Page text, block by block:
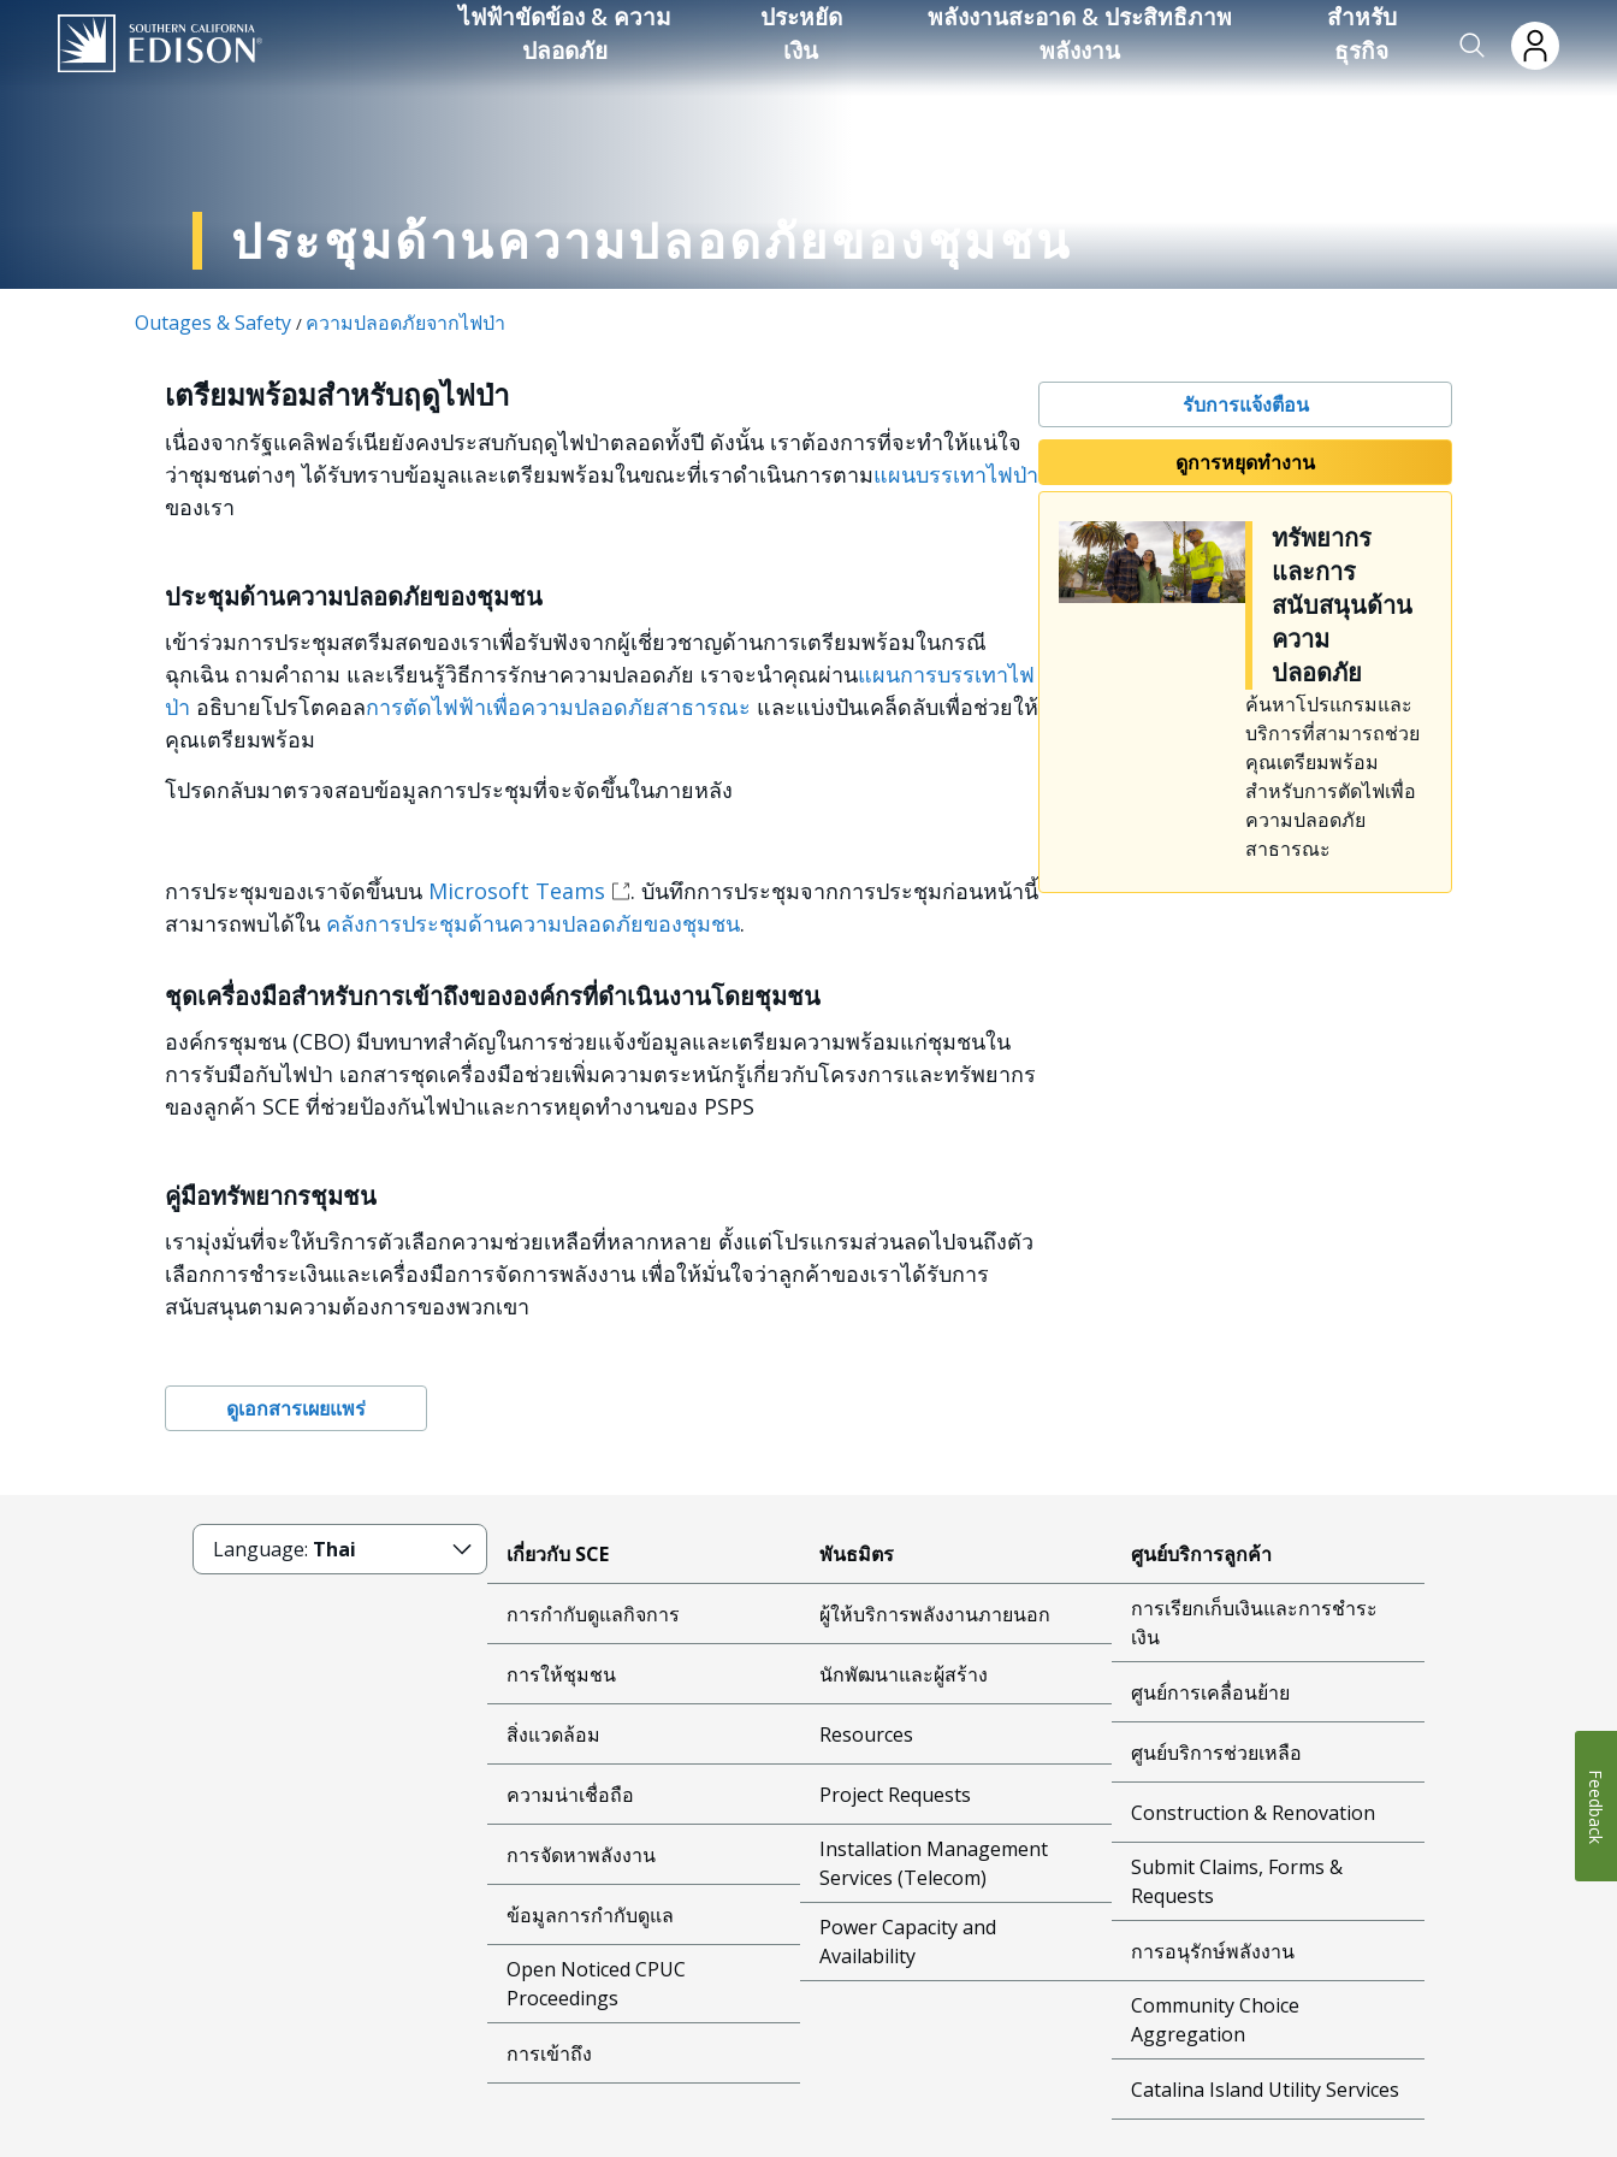
Skip to main content
ไฟฟ้าขัดข้อง & ความ
ปลอดภัย
ประหยัด
เงิน
พลังงานสะอาด & ประสิทธิภาพ
พลังงาน
สำหรับ
ธุรกิจ
ประชุมด้านความปลอดภัยของชุมชน
Outages & Safety / ความปลอดภัยจากไฟป่า
เตรียมพร้อมสำหรับฤดูไฟป่า
เนื่องจากรัฐแคลิฟอร์เนียยังคงประสบกับฤดูไฟป่าตลอดทั้งปี ดังนั้น เราต้องการที่จะทำให้แน่ใจ
ว่าชุมชนต่างๆ ได้รับทราบข้อมูลและเตรียมพร้อมในขณะที่เราดำเนินการตามแผนบรรเทาไฟป่า
ของเรา
ประชุมด้านความปลอดภัยของชุมชน
เข้าร่วมการประชุมสตรีมสดของเราเพื่อรับฟังจากผู้เชี่ยวชาญด้านการเตรียมพร้อมในกรณี
ฉุกเฉิน ถามคำถาม และเรียนรู้วิธีการรักษาความปลอดภัย เราจะนำคุณผ่านแผนการบรรเทาไฟ
ป่า อธิบายโปรโตคอลการตัดไฟฟ้าเพื่อความปลอดภัยสาธารณะ และแบ่งปันเคล็ดลับเพื่อช่วยให้
คุณเตรียมพร้อม
โปรดกลับมาตรวจสอบข้อมูลการประชุมที่จะจัดขึ้นในภายหลัง
การประชุมของเราจัดขึ้นบน Microsoft Teams
. บันทึกการประชุมจากการประชุมก่อนหน้านี้
สามารถพบได้ใน คลังการประชุมด้านความปลอดภัยของชุมชน.
ชุดเครื่องมือสำหรับการเข้าถึงขององค์กรที่ดำเนินงานโดยชุมชน
องค์กรชุมชน (CBO) มีบทบาทสำคัญในการช่วยแจ้งข้อมูลและเตรียมความพร้อมแก่ชุมชนใน
การรับมือกับไฟป่า เอกสารชุดเครื่องมือช่วยเพิ่มความตระหนักรู้เกี่ยวกับโครงการและทรัพยากร
ของลูกค้า SCE ที่ช่วยป้องกันไฟป่าและการหยุดทํางานของ PSPS
คู่มือทรัพยากรชุมชน
เรามุ่งมั่นที่จะให้บริการตัวเลือกความช่วยเหลือที่หลากหลาย ตั้งแต่โปรแกรมส่วนลดไปจนถึงตัว
เลือกการชำระเงินและเครื่องมือการจัดการพลังงาน เพื่อให้มั่นใจว่าลูกค้าของเราได้รับการ
สนับสนุนตามความต้องการของพวกเขา
ดูเอกสารเผยแพร่
รับการแจ้งตือน
ดูการหยุดทํางาน
ทรัพยากร
และการ
สนับสนุนด้าน
ความ
ปลอดภัย
ค้นหาโปรแกรมและ
บริการที่สามารถช่วย
คุณเตรียมพร้อม
สำหรับการตัดไฟเพื่อ
ความปลอดภัย
สาธารณะ
Language: Thai เกี่ยวกับ SCE
การกำกับดูแลกิจการ
การให้ชุมชน
สิ่งแวดล้อม
ความน่าเชื่อถือ
การจัดหาพลังงาน
ข้อมูลการกำกับดูแล
Open Noticed CPUC
Proceedings
การเข้าถึง
พันธมิตร
ผู้ให้บริการพลังงานภายนอก
นักพัฒนาและผู้สร้าง
Resources
Project Requests
Installation Management
Services (Telecom)
Power Capacity and
Availability
ศูนย์บริการลูกค้า
การเรียกเก็บเงินและการชำระ
เงิน
ศูนย์การเคลื่อนย้าย
ศูนย์บริการช่วยเหลือ
Construction & Renovation
Submit Claims, Forms &
Requests
การอนุรักษ์พลังงาน
Community Choice
Aggregation
Catalina Island Utility Services
Feedback